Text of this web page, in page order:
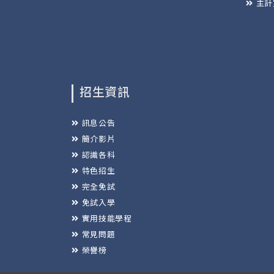
主
招生資訊
訊息公告
簡介影片
認識各科
特色招生
完全免試
免試入學
實用技能學程
常見問題
榮譽榜